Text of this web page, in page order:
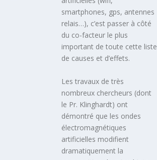
smartphones, gps, antennes
relais…), c’est passer à côté
du co-facteur le plus
important de toute cette liste
de causes et d’effets.
Les travaux de très
nombreux chercheurs (dont
le Pr. Klinghardt) ont
démontré que les ondes
électromagnétiques
artificielles modifient
dramatiquement la